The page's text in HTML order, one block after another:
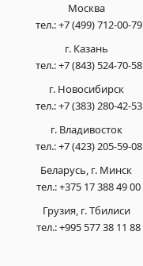
Москва
тел.:+7 (499) 712-00-79
г. Казань
тел.:+7 (843) 524-70-58
г. Новосибирск
тел.:+7 (383) 280-42-53
г. Владивосток
тел.:+7 (423) 205-59-08
Беларусь, г. Минск
тел.:+375 17 388 49 00
Грузия, г. Тбилиси
тел.:+995 577 38 11 88